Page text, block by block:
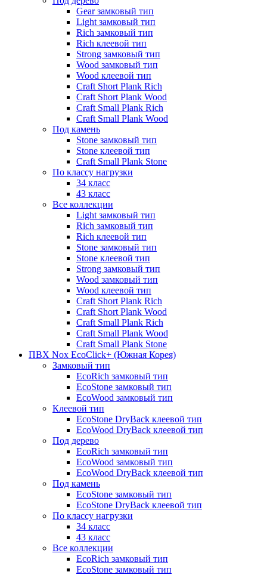
Gear замковый тип
Light замковый тип
Rich замковый тип
Rich клеевой тип
Strong замковый тип
Wood замковый тип
Wood клеевой тип
Craft Short Plank Rich
Craft Short Plank Wood
Craft Small Plank Rich
Craft Small Plank Wood
Под камень
Stone замковый тип
Stone клеевой тип
Craft Small Plank Stone
По классу нагрузки
34 класс
43 класс
Все коллекции
Light замковый тип
Rich замковый тип
Rich клеевой тип
Stone замковый тип
Stone клеевой тип
Strong замковый тип
Wood замковый тип
Wood клеевой тип
Craft Short Plank Rich
Craft Short Plank Wood
Craft Small Plank Rich
Craft Small Plank Wood
Craft Small Plank Stone
ПВХ Nox EcoClick+ (Южная Корея)
Замковый тип
EcoRich замковый тип
EcoStone замковый тип
EcoWood замковый тип
Клеевой тип
EcoStone DryBack клеевой тип
EcoWood DryBack клеевой тип
Под дерево
EcoRich замковый тип
EcoWood замковый тип
EcoWood DryBack клеевой тип
Под камень
EcoStone замковый тип
EcoStone DryBack клеевой тип
По классу нагрузки
34 класс
43 класс
Все коллекции
EcoRich замковый тип
EcoStone замковый тип